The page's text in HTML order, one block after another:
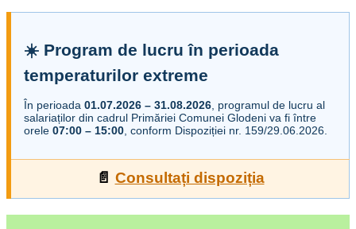
☀️ Program de lucru în perioada
temperaturilor extreme
În perioada 01.07.2026 – 31.08.2026 , programul de lucru al
salariaților din cadrul Primăriei Comunei Glodeni va fi între
orele 07:00 – 15:00 , conform Dispoziției nr. 159/29.06.2026.
📄 Consultați dispoziția